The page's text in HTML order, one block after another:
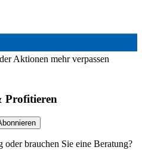
Aktionen mehr verpassen
Profitieren
brauchen Sie eine Beratung?